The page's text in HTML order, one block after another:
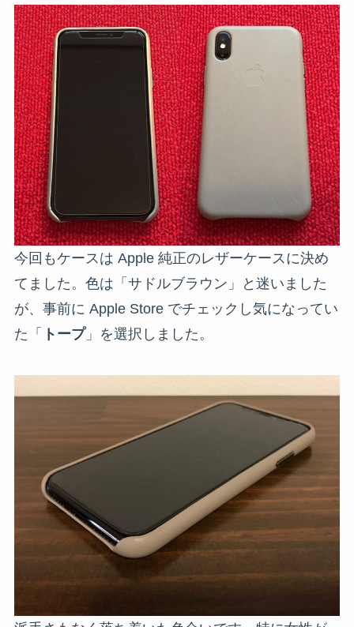
今回もケースは Apple 純正のレザーケースに決め
てました。色は「サドルブラウン」と迷いました
が、事前に Apple Store でチェックし気になってい
た「
トープ」を選択しました。